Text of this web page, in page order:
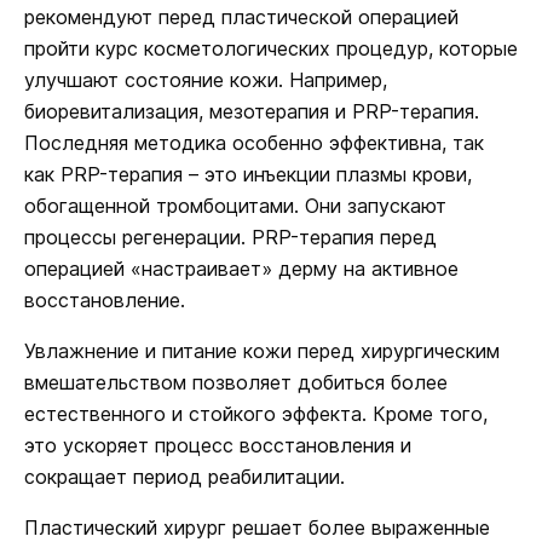
рекомендуют перед пластической операцией
пройти курс косметологических процедур, которые
улучшают состояние кожи. Например,
биоревитализация, мезотерапия и PRP-терапия.
Последняя методика особенно эффективна, так
как PRP-терапия – это инъекции плазмы крови,
обогащенной тромбоцитами. Они запускают
процессы регенерации. PRP-терапия перед
операцией «настраивает» дерму на активное
восстановление.
Увлажнение и питание кожи перед хирургическим
вмешательством позволяет добиться более
естественного и стойкого эффекта. Кроме того,
это ускоряет процесс восстановления и
сокращает период реабилитации.
Пластический хирург решает более выраженные